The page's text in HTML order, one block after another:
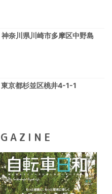
奈川県川崎市多摩区中野島
京都杉並区桃井4-1-1